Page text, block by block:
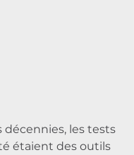
décennies, les tests
étaient des outils